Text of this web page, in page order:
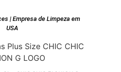
| Empresa de Limpeza em
USA